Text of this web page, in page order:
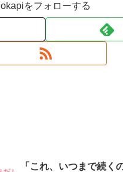
okapiをフォローする
「これ、いつまで続く